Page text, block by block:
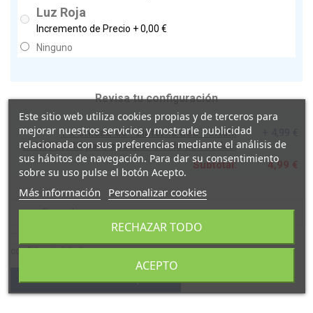
Luz Roja
Incremento de Precio +0,00 €
Ninguno
Revisa tu configuración
1 x Unidad de : Linterna Led Portatil
LIGHTCARE para andador o silla de ruedas:
Subtotal: 4,99 €
confidencialidad
Este sitio web utiliza cookies propias y de terceros para
mejorar nuestros servicios y mostrarle publicidad
relacionada con sus preferencias mediante el análisis de
sus hábitos de navegación. Para dar su consentimiento
sobre su uso pulse el botón Acepto.
Más información Personalizar cookies
RECHAZAR TODO
ACEPTO